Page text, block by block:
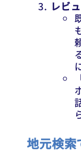
レビ
地元検索